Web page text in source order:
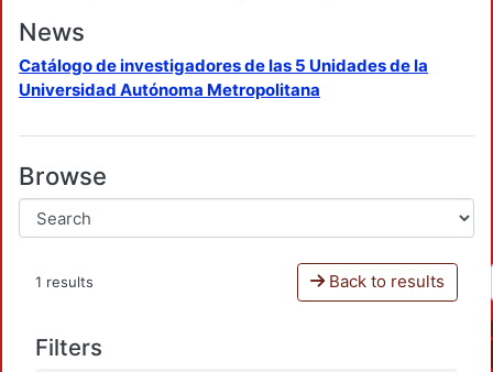
News
Catálogo de investigadores de las 5 Unidades de la
Universidad Autónoma Metropolitana
Browse
1 results Back to results
Filters